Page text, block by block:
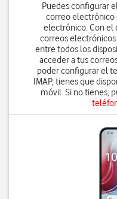
Puedes configurar
correo electrónico
electrónico. Con el
correos
entre todos los
acceder a tus
poder configurar el
IMAP, tienes que
móvil. Si no tienes,